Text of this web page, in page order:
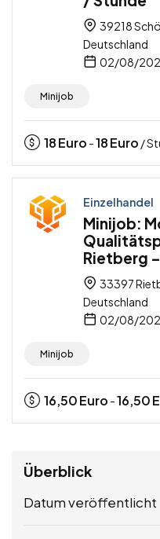
39218
Deutschland
02/08/
Minijob
18Euro -18Euro /
Einzelhandel
Minijob:
Rietberg
33397
Deutschland
02/08/
Minijob
16,50Euro -16,50
Überblick
Datum veröffentlicht